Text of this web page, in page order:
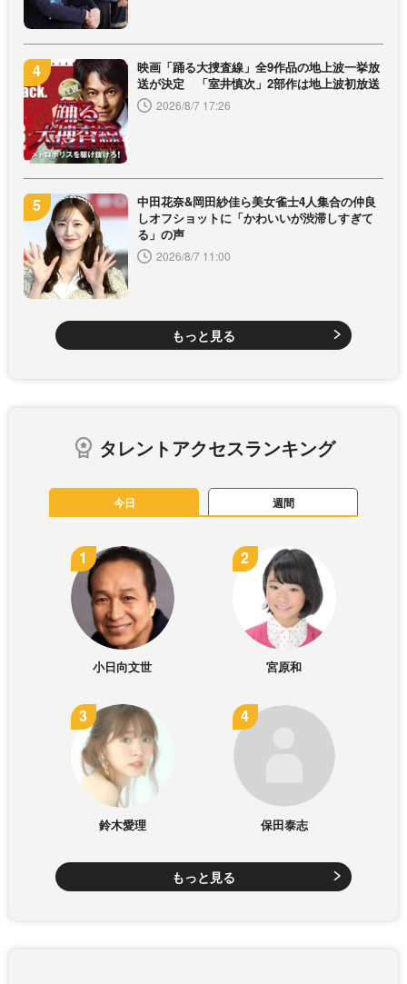
映画「踊る大捜査線」全9作品の地上波一挙放
送が決定 「室井慎次」2部作は地上波初放送
2026/8/7 17:26
中田花奈&岡田紗佳ら美女雀士4人集合の仲良
しオフショットに「かわいいが渋滞しすぎて
る」の声
2026/8/7 11:00
もっと見る
タレントアクセスランキング
今日 週間
小日向文世 宮原和
鈴木愛理 保田泰志
もっと見る